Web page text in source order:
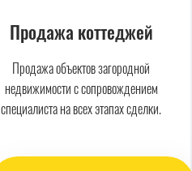
Продажа коттеджей
Продажа объектов загородной
недвижимости с сопровождением
специалиста на всех этапах сделки.